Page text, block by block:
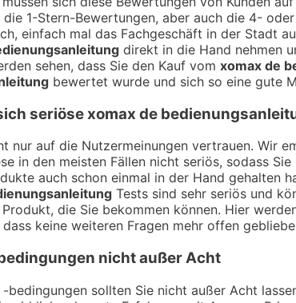
die 1-Stern-Bewertungen, aber auch die 4-
einfach mal das Fachgeschäft in der Stadt
direkt in die Hand nehmen
sehen, dass Sie den Kauf vom xomax de
bewertet wurde und sich so eine gute
seriösexomax de
nur auf die Nutzermeinungen vertrauen. Wir
in den meisten Fällen nicht seriös, sodass
auch schon einmal in der Hand gehalten
Tests sind sehr seriös und
die Sie bekommen können. Hier
keine weiteren Fragen mehr offen
nicht außer Acht
bedingungen sollten Sie nicht außer Acht